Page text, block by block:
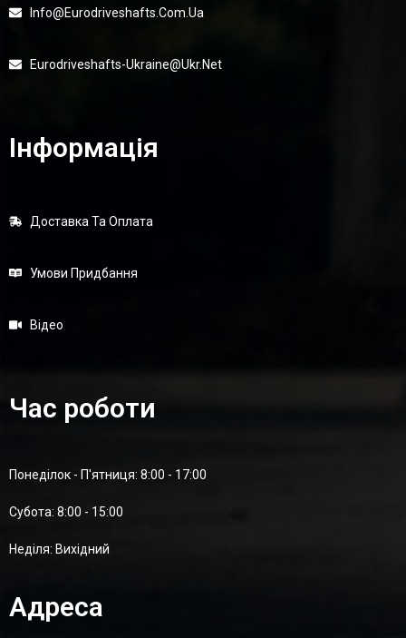
Info@eurodriveshafts.com.ua
Eurodriveshafts-Ukraine@ukr.net
Інформація
Доставка Та Оплата
Умови Придбання
Відео
Час роботи
Понеділок - П'ятниця: 8:00 - 17:00
Суботa: 8:00 - 15:00
Неділя: Вихідний
Адреса